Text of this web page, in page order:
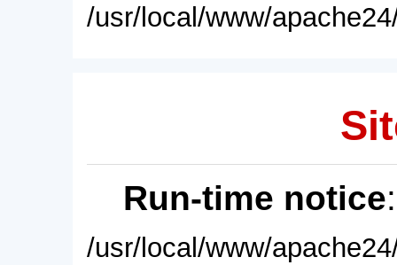
/usr/local/www/
Run-time notice
/usr/local/www/